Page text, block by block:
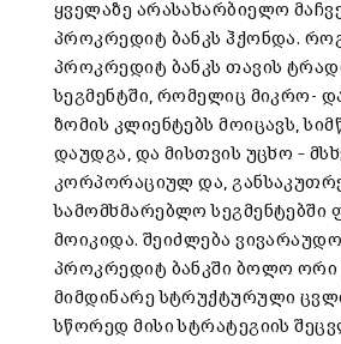
ყველაზე არასახარბიელო
პროკრედიტ ბანკს ჰქონდა.
პროკრედიტ ბანკს თავის
სეგმენტში, რომელიც მიკრო-
ზომის კლიენტებს მოიცავს,
დაუდგა, და მისთვის უცხო –
კორპორაციულ და,
სამომხმარებლო სეგმენტებში
მოიკიდა. შეიძლება
პროკრედიტ ბანკში ბოლო ორი
მიმდინარე სტრუქტურული
სწორედ მისი სტრატეგიის